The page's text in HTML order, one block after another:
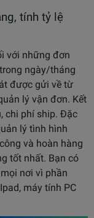
tính tỷ lệ
với những đơn
ngày/tháng
được gửi về từ
lý vận đơn. Kết
chi phí ship. Đặc
lý tình hình
và hoàn hàng
tốt nhất. Bạn có
nơi vì phần
máy tính PC